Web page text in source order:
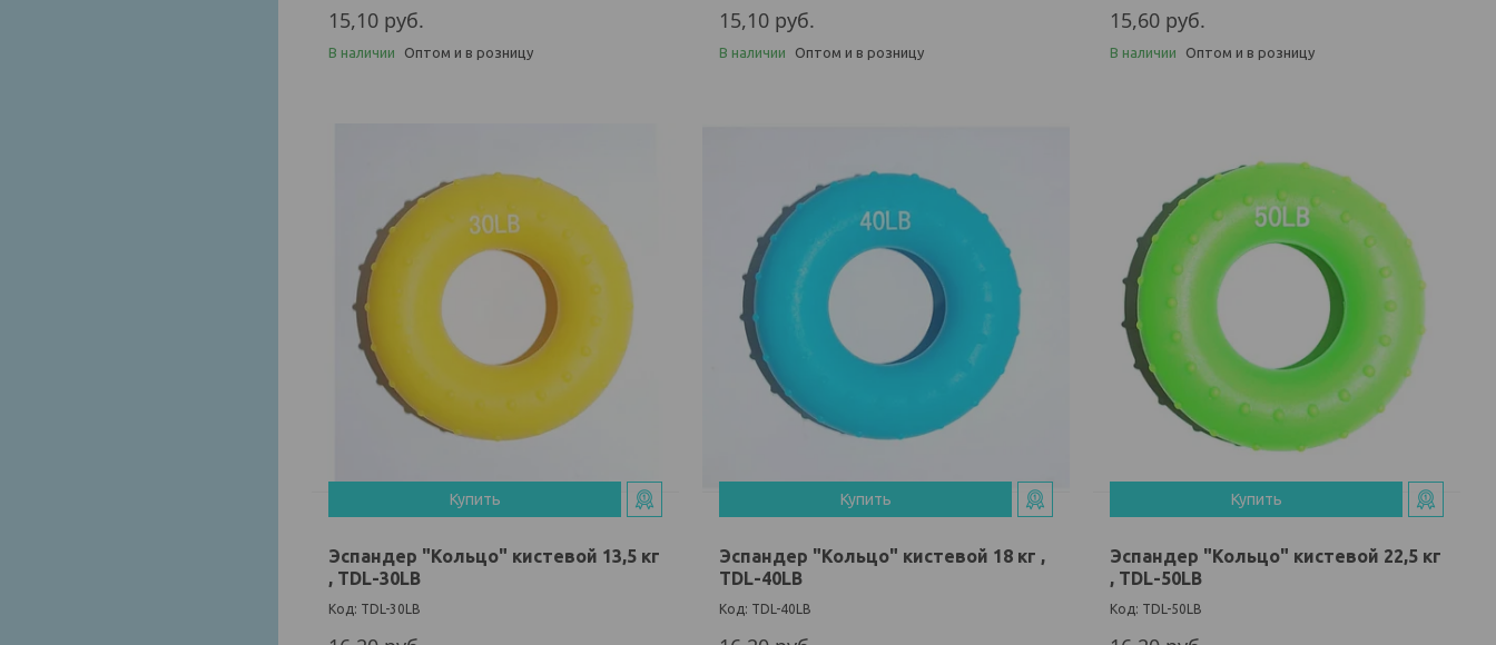
15,10 руб.
В наличии Оптом и в розницу
15,10 руб.
В наличии Оптом и в розницу
15,60 руб.
В наличии Оптом и в розницу
Купить
Эспандер "Кольцо" кистевой 13,5 кг
, TDL-30LB
TDL-30LB
Купить
Эспандер "Кольцо" кистевой 18 кг ,
TDL-40LB
TDL-40LB
Купить
Эспандер "Кольцо" кистевой 22,5 кг
, TDL-50LB
TDL-50LB